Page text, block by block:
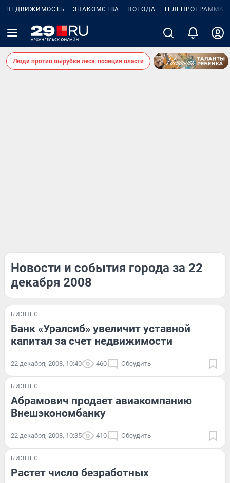
НЕДВИЖИМОСТЬ ЗНАКОМСТВА ПОГОДА ТЕЛЕПРОГРАММА
Люди против вырубки леса: позиция власти
Новости и события города за 22
декабря 2008
БИЗНЕС
Банк «Уралсиб» увеличит уставной
капитал за счет недвижимости
22 декабря, 2008, 10:40 460 Обсудить
БИЗНЕС
Абрамович продает авиакомпанию
Внешэкономбанку
22 декабря, 2008, 10:35 410 Обсудить
БИЗНЕС
Растет число безработных